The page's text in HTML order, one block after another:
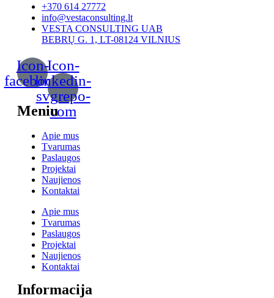
+370 614 27772
info@vestaconsulting.lt
VESTA CONSULTING UAB
BEBRŲ G. 1, LT-08124 VILNIUS
Icon-
facebook
Icon-
linkedin-
svgrepo-
com
Meniu
Apie mus
Tvarumas
Paslaugos
Projektai
Naujienos
Kontaktai
Apie mus
Tvarumas
Paslaugos
Projektai
Naujienos
Kontaktai
Informacija